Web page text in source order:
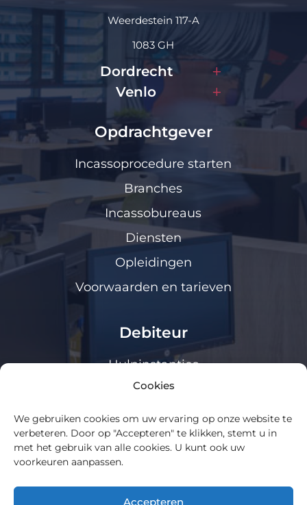
Cookies
We gebruiken cookies om uw ervaring op onze website te
verbeteren. Door op "Accepteren" te klikken, stemt u in
met het gebruik van alle cookies. U kunt ook uw
voorkeuren aanpassen.
Accepteren
Weerdestein 117-A
1083 GH
Dordrecht
Venlo
Opdrachtgever
Incassoprocedure starten
Branches
Incassobureaus
Diensten
Opleidingen
Voorwaarden en tarieven
Debiteur
Hulpinstanties
Klanten loket
Algemeen
Cookie Policy